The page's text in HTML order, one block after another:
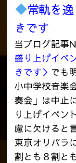
常軌を
きです
当ブログ記事
盛り上げイベ
きです＞ でも
小中学校音楽
奏会」は中止
り上げイベン
慮に欠けると
東京オリパラ
割とも８割と